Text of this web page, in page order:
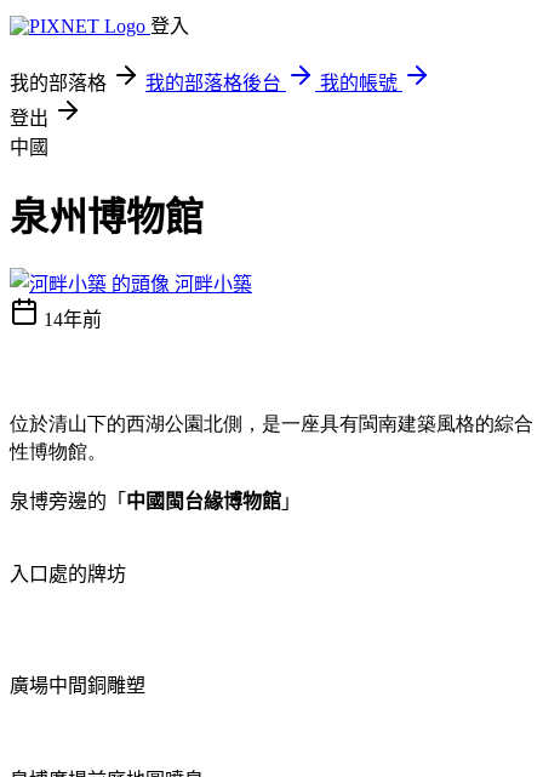
登入
我的部落格 我的部落格後台
我的帳號
登出
中國
泉州博物館
河畔小築
14年前
位於清山下的西湖公園北側，是一座具有閩南建築風格的綜合
性博物館。
泉博旁邊的「 中國閩台緣博物館 」
入口處的牌坊
廣場中間銅雕塑